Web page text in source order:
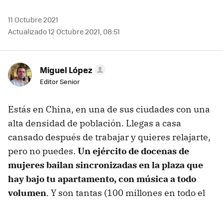
11 Octubre 2021
Actualizado 12 Octubre 2021, 08:51
Miguel López
Editor Senior
Estás en China, en una de sus ciudades con una
alta densidad de población. Llegas a casa
cansado después de trabajar y quieres relajarte,
pero no puedes. Un ejército de docenas de
mujeres bailan sincronizadas en la plaza que
hay bajo tu apartamento, con música a todo
volumen. Y son tantas (100 millones en todo el